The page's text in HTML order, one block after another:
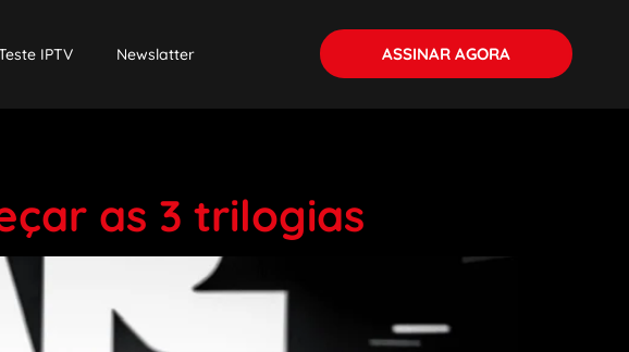
IPTV Newslatter ASSINAR AGORA
as 3 trilogias